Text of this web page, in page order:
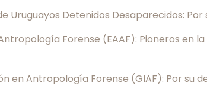
Uruguayos Detenidos Desaparecidos:
Forense (EAAF): Pioneros en
en Antropología Forense (GIAF): Por